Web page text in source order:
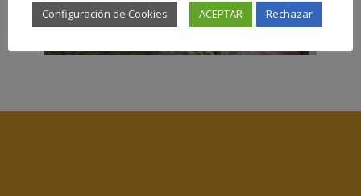
Configuración de Cookies ACEPTAR Rechazar